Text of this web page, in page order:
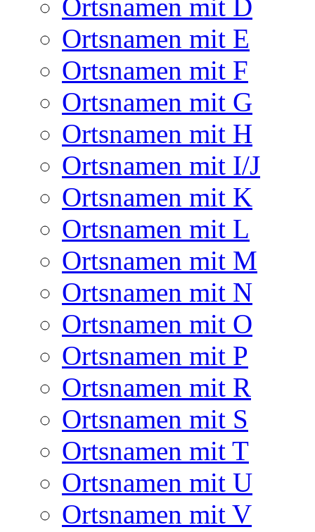
Ortsnamen mit D
Ortsnamen mit E
Ortsnamen mit F
Ortsnamen mit G
Ortsnamen mit H
Ortsnamen mit I/J
Ortsnamen mit K
Ortsnamen mit L
Ortsnamen mit M
Ortsnamen mit N
Ortsnamen mit O
Ortsnamen mit P
Ortsnamen mit R
Ortsnamen mit S
Ortsnamen mit T
Ortsnamen mit U
Ortsnamen mit V